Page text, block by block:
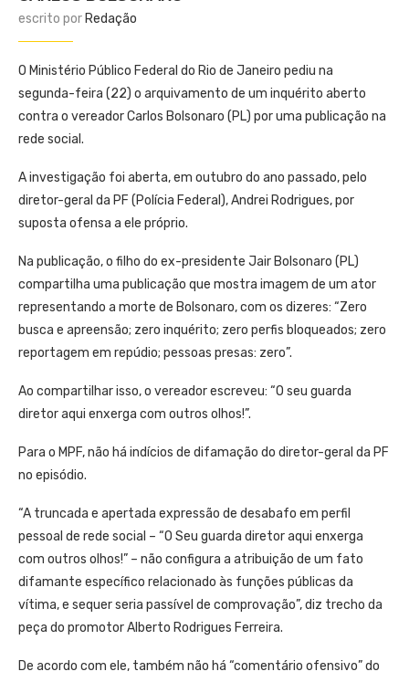
escrito por Redação
O Ministério Público Federal do Rio de Janeiro pediu na
segunda-feira (22) o arquivamento de um inquérito aberto
contra o vereador Carlos Bolsonaro (PL) por uma publicação na
rede social.
A investigação foi aberta, em outubro do ano passado, pelo
diretor-geral da PF (Polícia Federal), Andrei Rodrigues, por
suposta ofensa a ele próprio.
Na publicação, o filho do ex-presidente Jair Bolsonaro (PL)
compartilha uma publicação que mostra imagem de um ator
representando a morte de Bolsonaro, com os dizeres: “Zero
busca e apreensão; zero inquérito; zero perfis bloqueados; zero
reportagem em repúdio; pessoas presas: zero”.
Ao compartilhar isso, o vereador escreveu: “O seu guarda
diretor aqui enxerga com outros olhos!”.
Para o MPF, não há indícios de difamação do diretor-geral da PF
no episódio.
“A truncada e apertada expressão de desabafo em perfil
pessoal de rede social – “O Seu guarda diretor aqui enxerga
com outros olhos!” – não configura a atribuição de um fato
difamante específico relacionado às funções públicas da
vítima, e sequer seria passível de comprovação”, diz trecho da
peça do promotor Alberto Rodrigues Ferreira.
De acordo com ele, também não há “comentário ofensivo” do